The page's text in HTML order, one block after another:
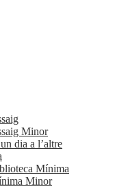
Minor
dia a l’altre
Mínima
Minor